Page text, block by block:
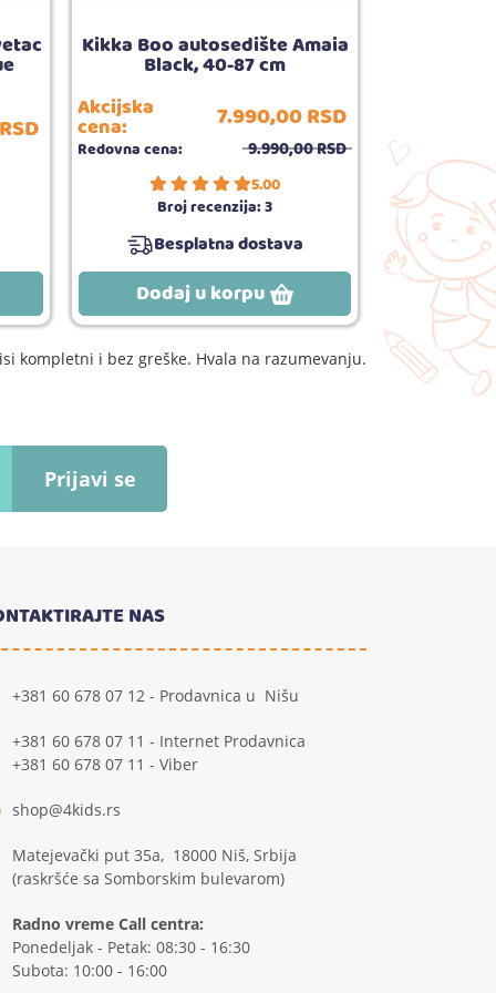
RSD
Kikka Boo autosedište Amaia
Black, 40-87 cm
Akcijska
cena: 7.990,00RSD
Redovna cena: 9.990,00RSD
5.00
Broj recenzija:3
Besplatna dostava
Dodaj u korpu
Redovna cena:
kompletni i bez greške. Hvala na razumevanju.
Prijavi se
NAS
+381 60 678 07 12 - Prodavnica u Nišu
+381 60 678 07 11 - Internet Prodavnica
+381 60 678 07 11 - Viber
shop@4kids.rs
Matejevački put 35a, 18000 Niš, Srbija
(raskršće sa Somborskim bulevarom)
Radno vreme Call centra:
Ponedeljak - Petak: 08:30 - 16:30
Subota: 10:00 - 16:00